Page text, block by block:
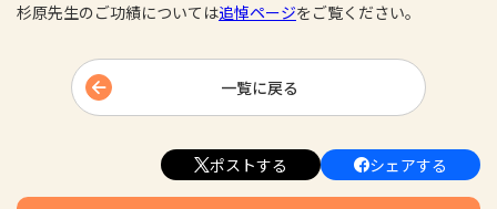
杉原先生のご功績については追悼ページをご覧ください。
一覧に戻る
ポストする シェアする